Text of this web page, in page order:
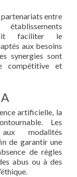
partenariats entre
faciliter le
aux besoins
synergies sont
compétitive et
artificielle, la
Les
modalités
de garantir une
de règles
abus ou à des